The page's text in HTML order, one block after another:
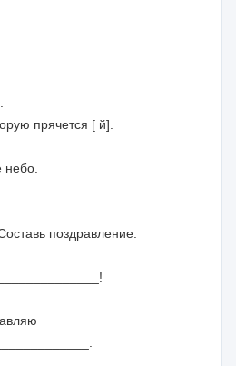
прячется [ й].
поздравление.